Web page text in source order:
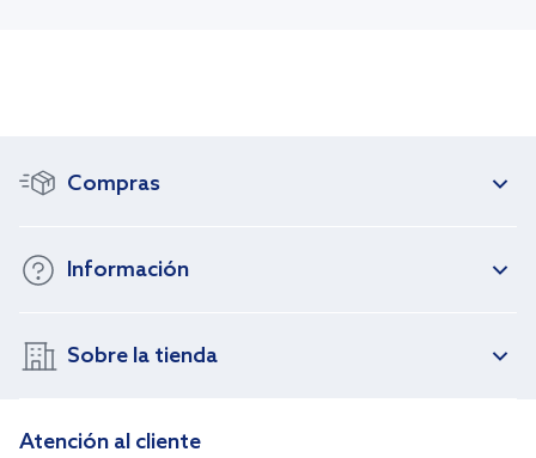
Compras
Información
Sobre la tienda
Atención al cliente